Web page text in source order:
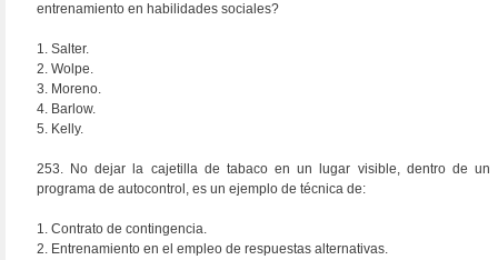
entrenamiento en habilidades sociales?
1. Salter.
2. Wolpe.
3. Moreno.
4. Barlow.
5. Kelly.
253. No dejar la cajetilla de tabaco en un lugar visible, dentro de un
programa de autocontrol, es un ejemplo de técnica de:
1. Contrato de contingencia.
2. Entrenamiento en el empleo de respuestas alternativas.